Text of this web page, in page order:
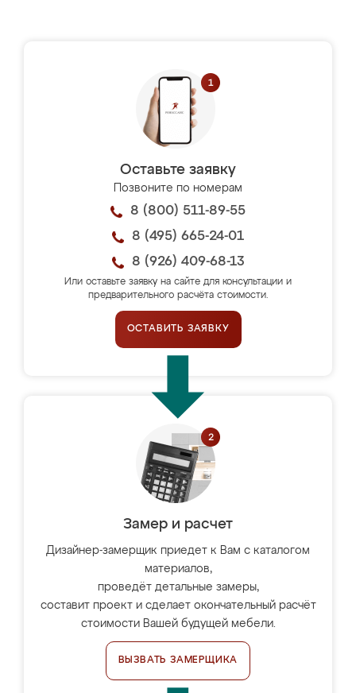
Оставьте заявку
Позвоните по номерам
8 (800) 511-89-55
8 (495) 665-24-01
8 (926) 409-68-13
Или оставьте заявку на сайте для консультации и
предварительного расчёта стоимости.
ОСТАВИТЬ ЗАЯВКУ
Замер и расчет
Дизайнер-замерщик приедет к Вам с каталогом
материалов,
проведёт детальные замеры,
составит проект и сделает окончательный расчёт
стоимости Вашей будущей мебели.
ВЫЗВАТЬ ЗАМЕРЩИКА